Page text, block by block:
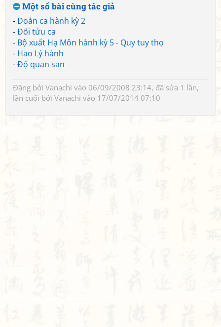
Một số bài cùng tác giả
-Đoản ca hành kỳ 2
-Đối tửu ca
- Bộ xuất Hạ Môn hành kỳ 5 - Quy tuy thọ
- Hao Lý hành
-Độ quan san
Đăng bởi Vanachi vào 06/09/2008 23:14, đã sửa 1 lần,
lần cuối bởi Vanachi vào 17/07/2014 07:10